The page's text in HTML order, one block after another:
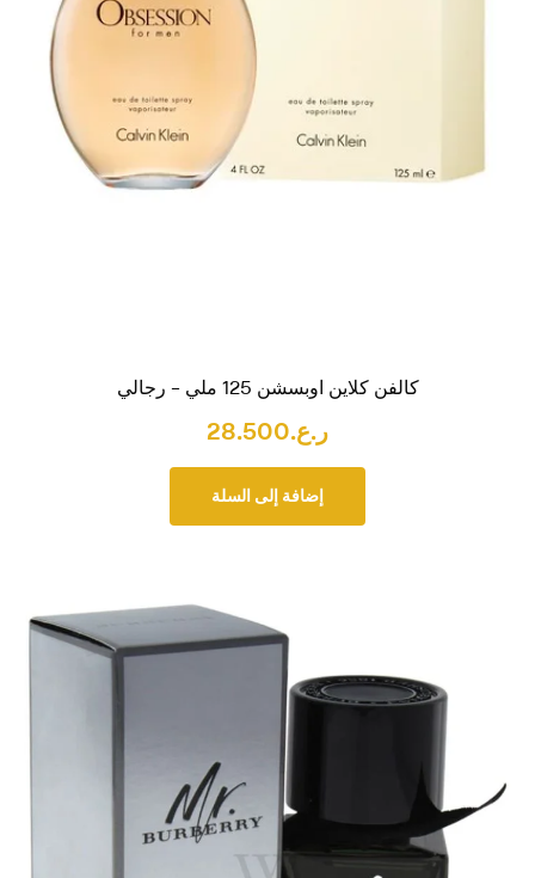
كالفن كلاين اوبسشن 125 ملي – رجالي
ر.ع.28.500
إضافة إلى السلة